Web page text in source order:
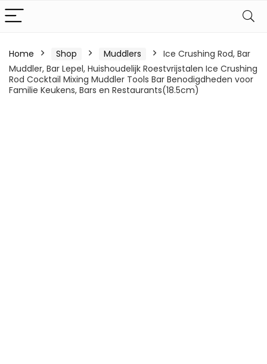
Home Shop Muddlers
Ice Crushing Rod, Bar
Muddler, Bar Lepel, Huishoudelijk Roestvrijstalen Ice Crushing
Rod Cocktail Mixing Muddler Tools Bar Benodigdheden voor
Familie Keukens, Bars en Restaurants(18.5cm)